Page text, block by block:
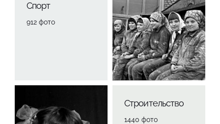
Спорт
912 фото
Строительство
1440 фото